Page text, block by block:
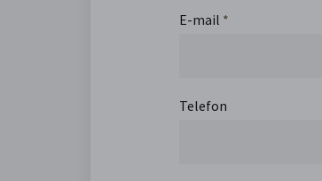
E-mail *
Telefon